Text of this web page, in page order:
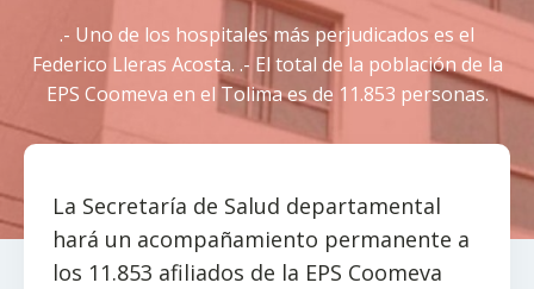
.- Uno de los hospitales más perjudicados es el
Federico Lleras Acosta. .- El total de la población de la
EPS Coomeva en el Tolima es de 11.853 personas.
La Secretaría de Salud departamental
hará un acompañamiento permanente a
los 11.853 afiliados de la EPS Coomeva